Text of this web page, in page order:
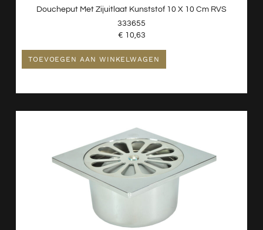
Doucheput Met Zijuitlaat Kunststof 10 X 10 Cm RVS
333655
€ 10,63
TOEVOEGEN AAN WINKELWAGEN